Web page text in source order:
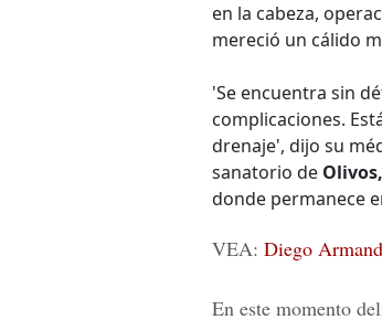
en la cabeza,
mereció un cálido
'Se encuentra sin
complicaciones.
drenaje', dijo su
sanatorio de
donde permanece
VEA: Diego
En este momento